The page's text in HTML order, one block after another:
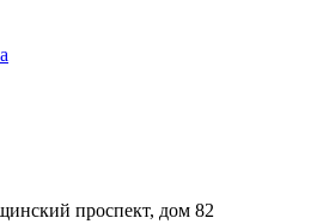
проспект, дом 82